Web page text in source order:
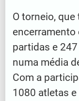
O torneio,
partidas e
numa média
Com a
1080 atletas